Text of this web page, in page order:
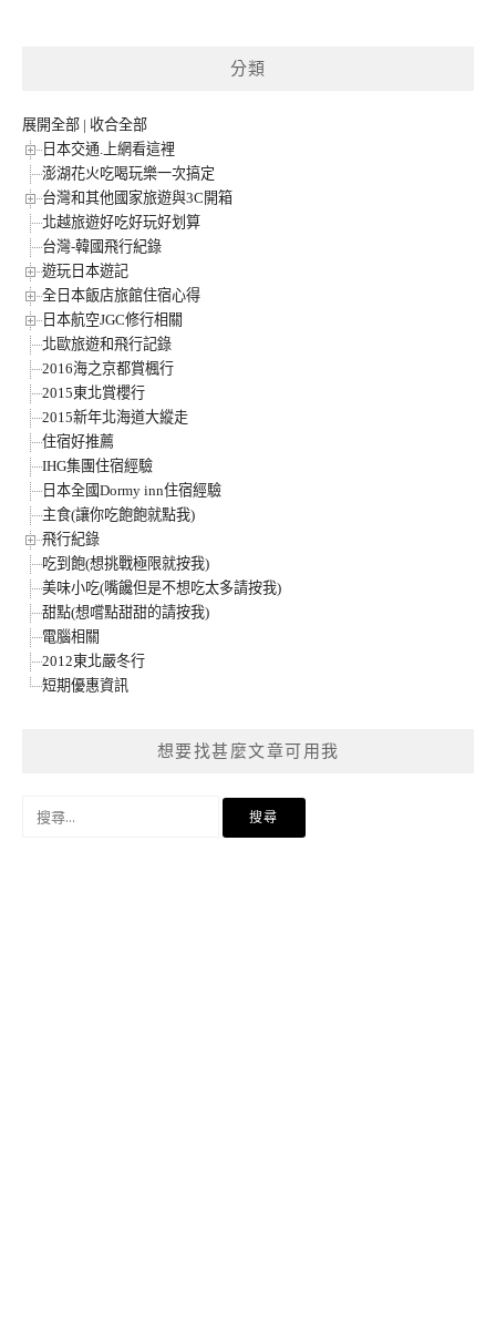
分類
展開全部 | 收合全部
日本交通.上網看這裡
澎湖花火吃喝玩樂一次搞定
台灣和其他國家旅遊與3C開箱
北越旅遊好吃好玩好划算
台灣-韓國飛行紀錄
遊玩日本遊記
全日本飯店旅館住宿心得
日本航空JGC修行相關
北歐旅遊和飛行記錄
2016海之京都賞楓行
2015東北賞櫻行
2015新年北海道大縱走
住宿好推薦
IHG集團住宿經驗
日本全國Dormy inn住宿經驗
主食(讓你吃飽飽就點我)
飛行紀錄
吃到飽(想挑戰極限就按我)
美味小吃(嘴饞但是不想吃太多請按我)
甜點(想嚐點甜甜的請按我)
電腦相關
2012東北嚴冬行
短期優惠資訊
想要找甚麼文章可用我